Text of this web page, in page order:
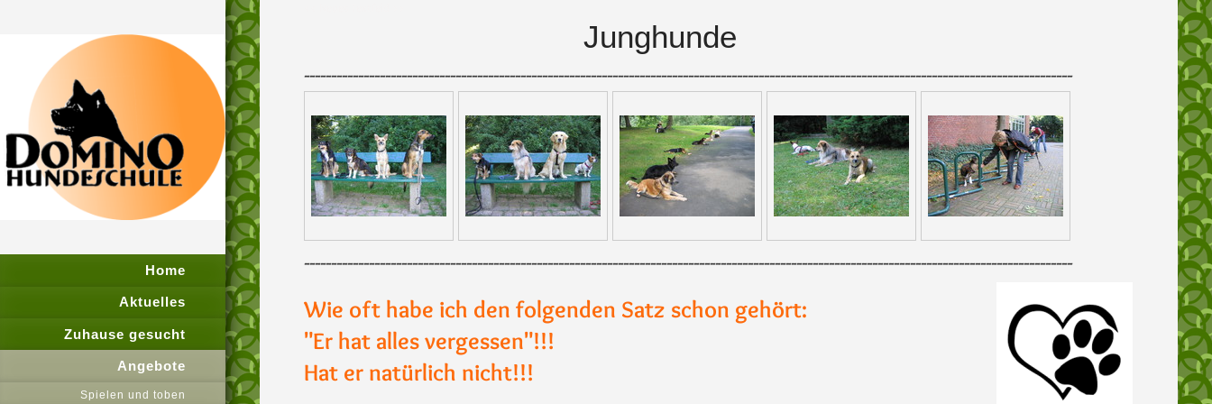
Home
Aktuelles
Zuhause gesucht
Angebote
Spielen und toben
Junghunde
----------------------------------------------------------------------------------------------------------------------------------------------
----------------------------------------------------------------------------------------------------------------------------------------------
Wie oft habe ich den folgenden Satz schon gehört:
"Er hat alles vergessen"!!!
Hat er natürlich nicht!!!